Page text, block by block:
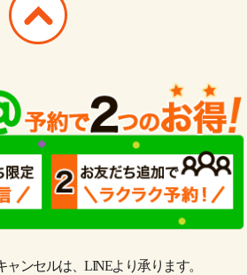
ンセルは、LINEより承ります。